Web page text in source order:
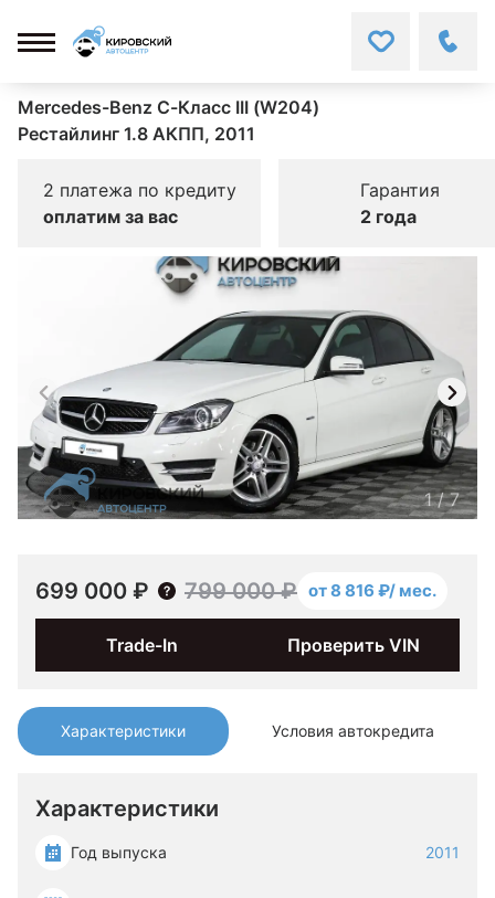
Mercedes-Benz C-Класс III (W204)
Рестайлинг 1.8 АКПП, 2011
2 платежа по кредиту
оплатим за вас
Гарантия
2 года
Характеристики Условия автокредита
Характеристики
Год выпуска 2011
1/7
699 000 ₽ 799 000 ₽ от 8 816 ₽/ мес.
Trade-In Проверить VIN